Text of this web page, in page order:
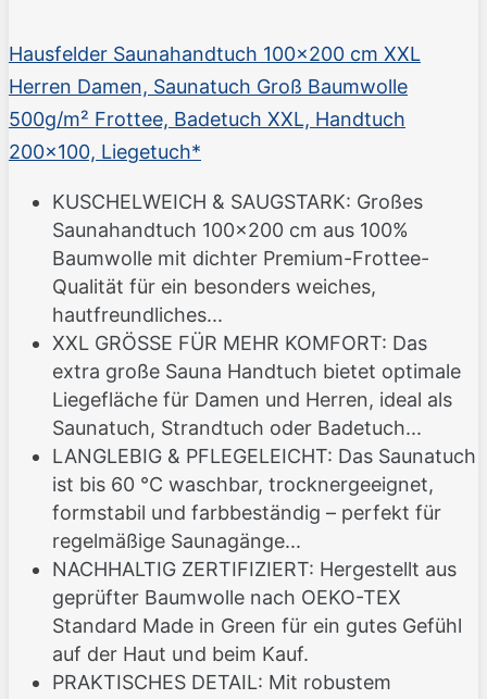
Hausfelder Saunahandtuch 100x200 cm XXL
Herren Damen, Saunatuch Groß Baumwolle
500g/m² Frottee, Badetuch XXL, Handtuch
200x100, Liegetuch*
KUSCHELWEICH & SAUGSTARK: Großes
Saunahandtuch 100x200 cm aus 100%
Baumwolle mit dichter Premium-Frottee-
Qualität für ein besonders weiches,
hautfreundliches...
XXL GRÖSSE FÜR MEHR KOMFORT: Das
extra große Sauna Handtuch bietet optimale
Liegefläche für Damen und Herren, ideal als
Saunatuch, Strandtuch oder Badetuch...
LANGLEBIG & PFLEGELEICHT: Das Saunatuch
ist bis 60 °C waschbar, trocknergeeignet,
formstabil und farbbeständig – perfekt für
regelmäßige Saunagänge...
NACHHALTIG ZERTIFIZIERT: Hergestellt aus
geprüfter Baumwolle nach OEKO-TEX
Standard Made in Green für ein gutes Gefühl
auf der Haut und beim Kauf.
PRAKTISCHES DETAIL: Mit robustem